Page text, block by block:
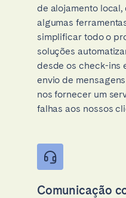
de alojamento local,
algumas
simplificar todo o
soluções
desde os check-ins
envio de
nos fornecer um
falhas aos nossos
Comunicação